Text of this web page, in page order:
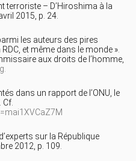
terroriste – D’Hiroshima à la
2015, p. 24.
les auteurs des pires
et même dans le monde ».
aux droits de l’homme,
dans un rapport de l’ONU, le
sur la République
2012, p. 109.